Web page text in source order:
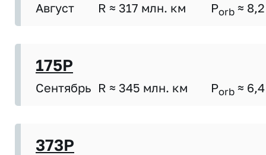
Август R ≈ 317 млн. км Porb ≈ 8,2
175P
Сентябрь R ≈ 345 млн. км Porb ≈ 6,4
373P